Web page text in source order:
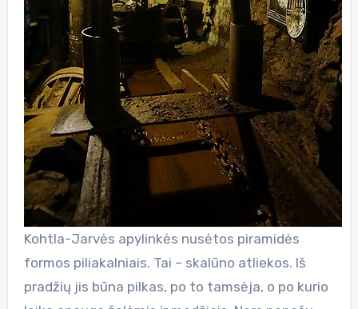
Kohtla-Jarvės apylinkės nusėtos piramidės
formos piliakalniais. Tai – skalūno atliekos. Iš
pradžių jis būna pilkas, po to tamsėja, o po kurio